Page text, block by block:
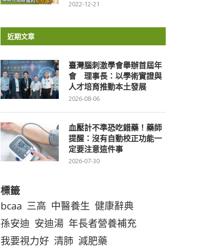
2022-12-21
近期文章
臺灣腦刺激學會舉辦首屆年
會 理事長：以學術實證與
人才培育推動本土發展
2026-08-06
血壓計不準恐吃錯藥！藥師
提醒：沒有自動校正功能一
定要注意這件事
2026-07-30
標籤
bcaa 三高 中醫養生 健康辭典
孫安迪 安迪湯 年長者營養補充
我要視力好 清肺 減肥藥